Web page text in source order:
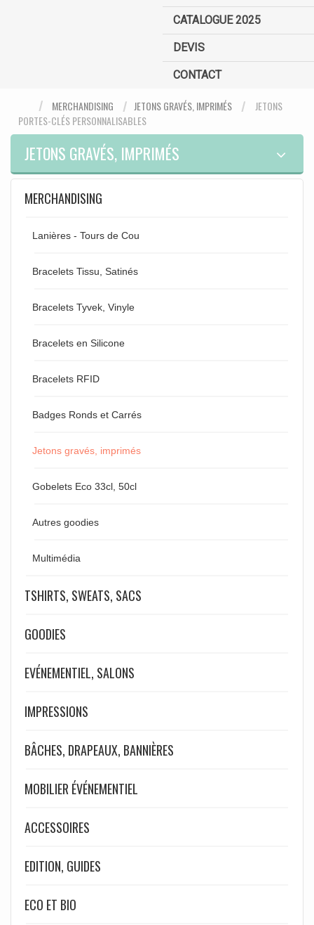
CATALOGUE 2025
DEVIS
CONTACT
MERCHANDISING JETONS GRAVÉS, IMPRIMÉS
JETONS
PORTES-CLÉS PERSONNALISABLES
JETONS GRAVÉS, IMPRIMÉS
MERCHANDISING
Lanières - Tours de Cou
Bracelets Tissu, Satinés
Bracelets Tyvek, Vinyle
Bracelets en Silicone
Bracelets RFID
Badges Ronds et Carrés
Jetons gravés, imprimés
Gobelets Eco 33cl, 50cl
Autres goodies
Multimédia
TSHIRTS, SWEATS, SACS
GOODIES
EVÉNEMENTIEL, SALONS
IMPRESSIONS
BÂCHES, DRAPEAUX, BANNIÈRES
MOBILIER ÉVÉNEMENTIEL
ACCESSOIRES
EDITION, GUIDES
ECO ET BIO